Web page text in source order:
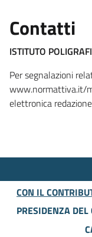
Contatti
ISTITUTO
Per segnalazioni
www.normattiva.it/
elettronica redazio
CON IL
PRESIDENZA